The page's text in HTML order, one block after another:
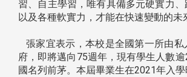
習、自主學習，唯有具備多元硬實力、
以及各種軟實力，才能在快速變動的未
張家宜表示，本校是全國第一所由私
府，即將邁向75週年，現有學生人數
國名列前茅。本屆畢業生在2021年入